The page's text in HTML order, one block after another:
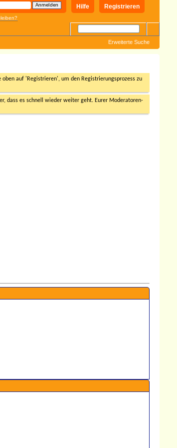
Registrieren
Hilfe
Erweiterte Suche
oben auf 'Registrieren', um den Registrierungsprozess zu
dass es schnell wieder weiter geht. Eurer Moderatoren-